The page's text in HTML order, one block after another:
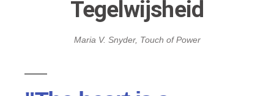
Tegelwijsheid
Maria V. Snyder, Touch of Power